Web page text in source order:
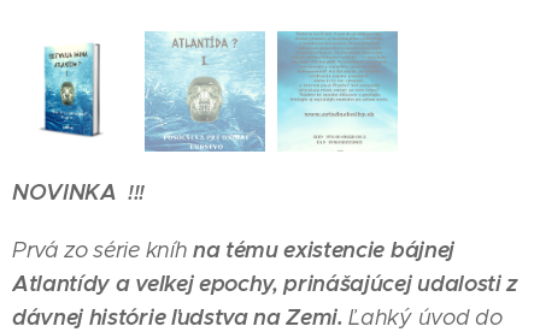
NOVINKA !!!
Prvá zo série kníh na tému existencie bájnej
Atlantídy a veľkej epochy, prinášajúcej udalosti z
dávnej histórie ľudstva na Zemi.Ľahký úvod do